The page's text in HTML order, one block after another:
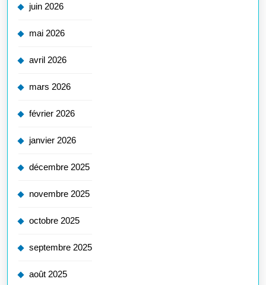
juin 2026
mai 2026
avril 2026
mars 2026
février 2026
janvier 2026
décembre 2025
novembre 2025
octobre 2025
septembre 2025
août 2025